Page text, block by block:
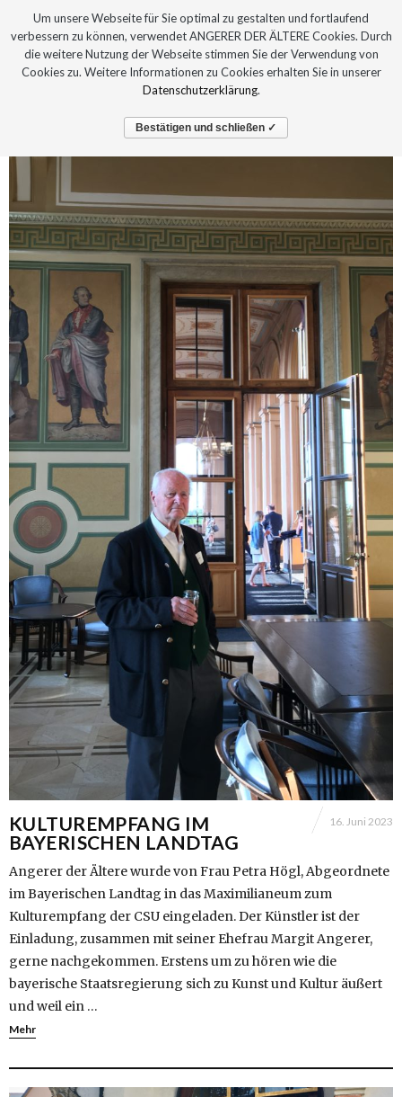
KULTUREMPFANG IM
BAYERISCHEN LANDTAG
16. Juni 2023
Angerer der Ältere wurde von Frau Petra Högl, Abgeordnete
im Bayerischen Landtag in das Maximilianeum zum
Kulturempfang der CSU eingeladen. Der Künstler ist der
Einladung, zusammen mit seiner Ehefrau Margit Angerer,
gerne nachgekommen. Erstens um zu hören wie die
bayerische Staatsregierung sich zu Kunst und Kultur äußert
und weil ein …
Mehr
Um unsere Webseite für Sie optimal zu gestalten und fortlaufend
verbessern zu können, verwendet ANGERER DER ÄLTERE Cookies. Durch
die weitere Nutzung der Webseite stimmen Sie der Verwendung von
Cookies zu. Weitere Informationen zu Cookies erhalten Sie in unserer
Datenschutzerklärung.
Bestätigen und schließen ✓